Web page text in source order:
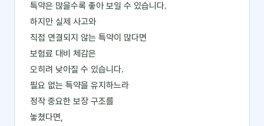
특약은 많을수록 좋아 보일 수 있습니다.
하지만 실제 사고와
직접 연결되지 않는 특약이 많다면
보험료 대비 체감은
오히려 낮아질 수 있습니다.
필요 없는 특약을 유지하느라
정작 중요한 보장 구조를
놓쳤다면,